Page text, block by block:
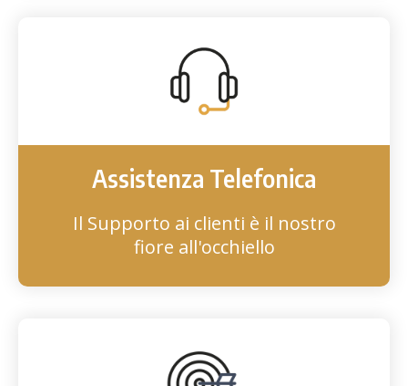
Assistenza Telefonica
Il Supporto ai clienti è il nostro
fiore all'occhiello